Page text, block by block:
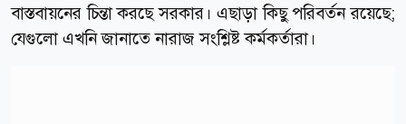
বাস্তবায়নের চিন্তা করছে সরকার। এছাড়া কিছু পরিবর্তন রয়েছে;
যেগুলো এখনি জানাতে নারাজ সংশ্লিষ্ট কর্মকর্তারা।